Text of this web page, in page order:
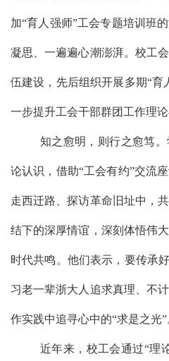
加“育人强师”工会专题培训班的
凝思、一遍遍心潮澎湃。 校工会
伍建设，先后组织开展多期“育
一步提升工会干部群团工作理论
知之愈明，则行之愈笃
论认识，借助“工会有约”交流
走西迁路、探访革命旧址中，
结下的深厚情谊，深刻体悟伟
时代共鸣。他们表示，要传承
习老一辈浙大人追求真理、不
作实践中追寻心中的“求是之光”
近年来，校工会通过“理